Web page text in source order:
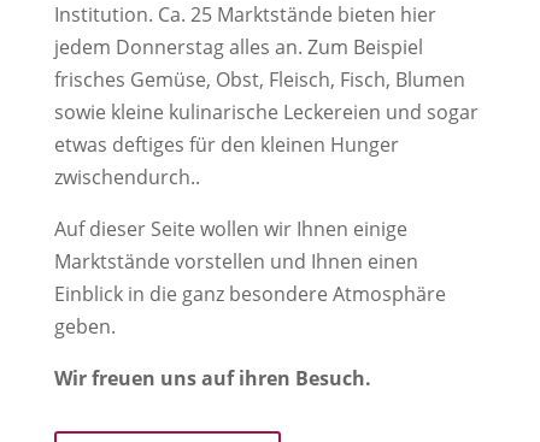
Institution. Ca. 25 Marktstände bieten hier
jedem Donnerstag alles an. Zum Beispiel
frisches Gemüse, Obst, Fleisch, Fisch, Blumen
sowie kleine kulinarische Leckereien und sogar
etwas deftiges für den kleinen Hunger
zwischendurch..
Auf dieser Seite wollen wir Ihnen einige
Marktstände vorstellen und Ihnen einen
Einblick in die ganz besondere Atmosphäre
geben.
Wir freuen uns auf ihren Besuch.